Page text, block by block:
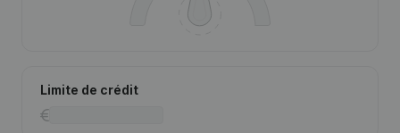
Limite de crédit